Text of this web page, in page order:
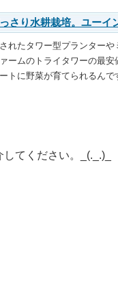
さり水耕栽培。ユーイ
れたタワー型プランター
ームのトライタワーの最安
トに野菜が育てられるんで
てください。_(._.)_